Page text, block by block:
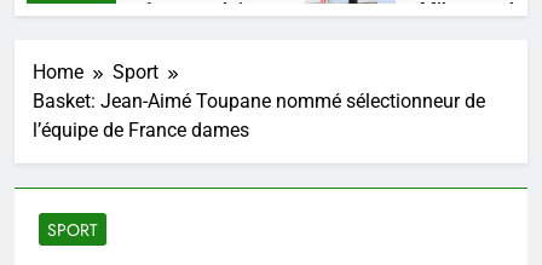
une pensée congolaise. Mikate + : Une
Home
Sport
Basket: Jean-Aimé Toupane nommé sélectionneur de
l’équipe de France dames
SPORT